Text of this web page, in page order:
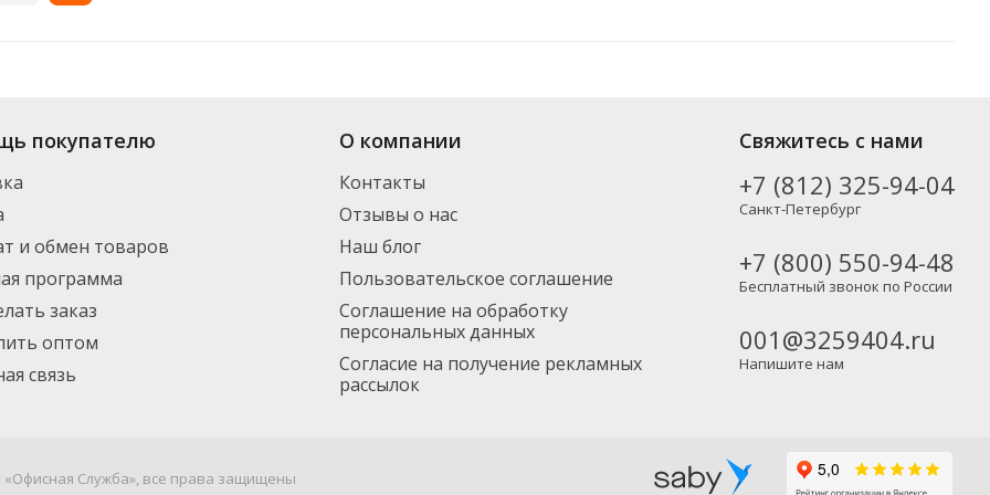
магазина «Офисная Служба» большой выбор: в наличии более 1 видов от популярных производителей, включая новинки. Вы можете
заказа. Доставим по Санкт-Петербургу (от 3000 рублей - бесплатно), а также в Москву и другие регионы России – партнерской
заказ 1500 руб.
покупателю
и обмен товаров
программа
заказ
оптом
связь
О компании
Контакты
Отзывы о нас
Наш блог
Пользовательское соглашение
Соглашение на обработку
персональных данных
Согласие на получение рекламных
рассылок
Свяжитесь с нами
+7 (812) 325-94-04
Санкт-Петербург
+7 (800) 550-94-48
Бесплатный звонок по России
001@3259404.ru
Напишите нам
«Офисная Служба», все права защищены